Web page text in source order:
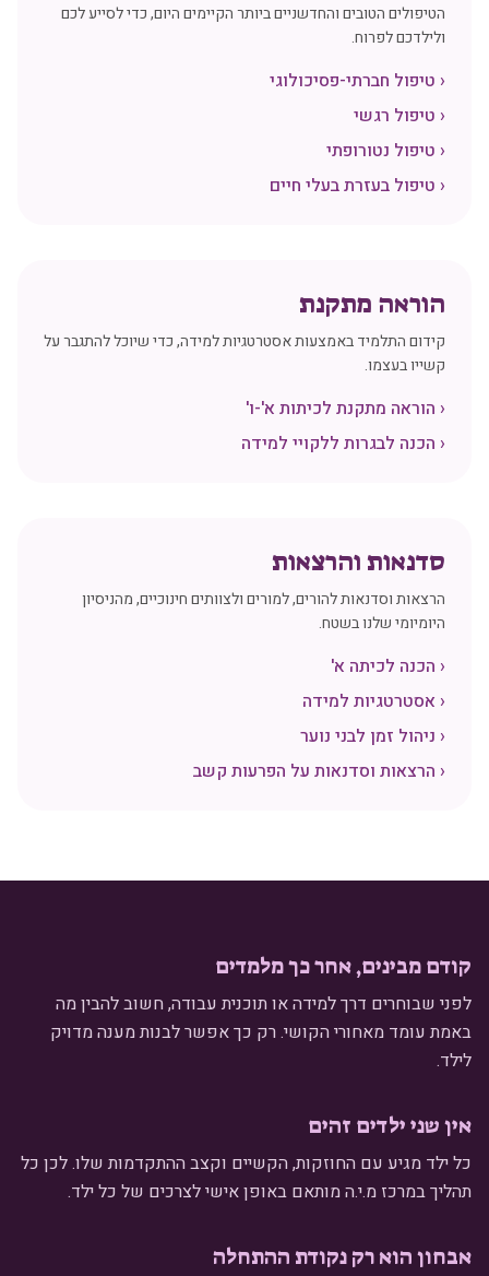
הטיפולים הטובים והחדשניים ביותר הקיימים היום, כדי לסייע לכם
ולילדכם לפרוח.
‹ טיפול חברתי-פסיכולוגי
‹ טיפול רגשי
‹ טיפול נטורופתי
‹ טיפול בעזרת בעלי חיים
הוראה מתקנת
קידום התלמיד באמצעות אסטרטגיות למידה, כדי שיוכל להתגבר על
קשייו בעצמו.
‹ הוראה מתקנת לכיתות א'-ו'
‹ הכנה לבגרות ללקויי למידה
סדנאות והרצאות
הרצאות וסדנאות להורים, למורים ולצוותים חינוכיים, מהניסיון
היומיומי שלנו בשטח.
‹ הכנה לכיתה א'
‹ אסטרטגיות למידה
‹ ניהול זמן לבני נוער
‹ הרצאות וסדנאות על הפרעות קשב
קודם מבינים, אחר כך מלמדים
לפני שבוחרים דרך למידה או תוכנית עבודה, חשוב להבין מה
באמת עומד מאחורי הקושי. רק כך אפשר לבנות מענה מדויק
לילד.
אין שני ילדים זהים
כל ילד מגיע עם החוזקות, הקשיים וקצב ההתקדמות שלו. לכן כל
תהליך במרכז מ.י.ה מותאם באופן אישי לצרכים של כל ילד.
אבחון הוא רק נקודת ההתחלה